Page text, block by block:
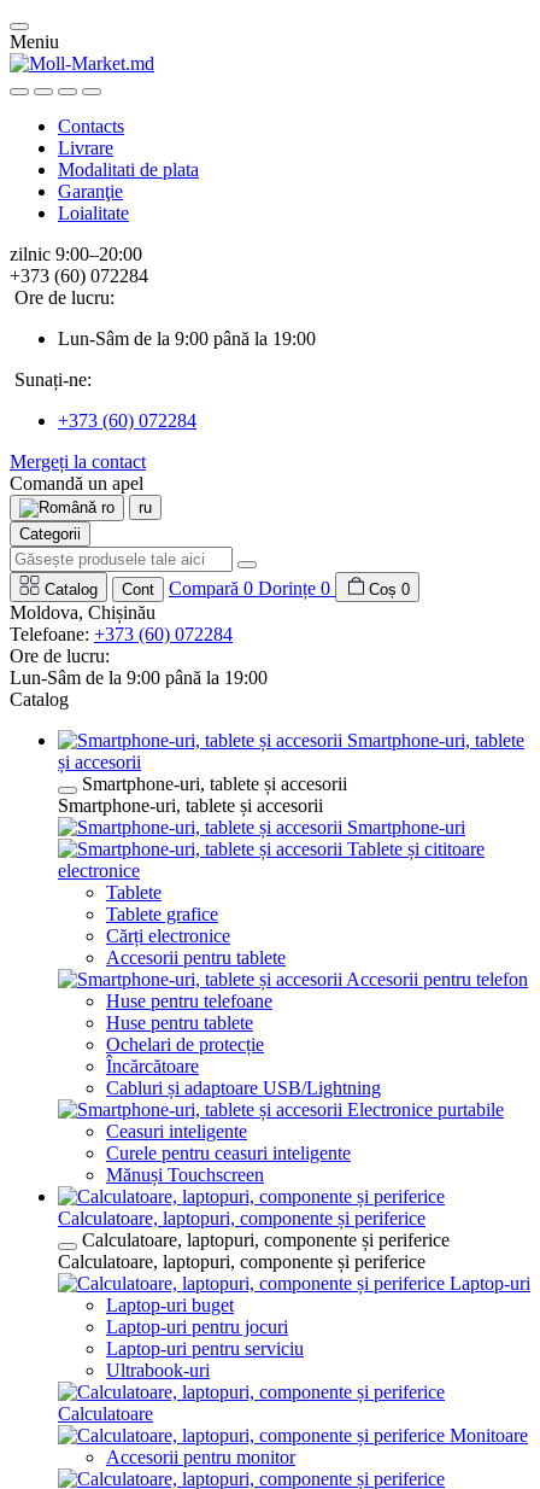
Meniu
Contacts
Livrare
Modalitati de plata
Garanţie
Loialitate
zilnic 9:00–20:00
+373 (60) 072284
Ore de lucru:
Lun-Sâm de la 9:00 până la 19:00
Sunați-ne:
+373 (60) 072284
Mergeți la contact
Comandă un apel
ro
ru
Categorii
Catalog Cont Compară 0 Dorințe 0 Coș 0
Moldova, Chișinău
Telefoane: +373 (60) 072284
Ore de lucru:
Lun-Sâm de la 9:00 până la 19:00
Catalog
Smartphone-uri, tablete
și accesorii
Smartphone-uri, tablete și accesorii
Smartphone-uri, tablete și accesorii
Smartphone-uri
Tablete și cititoare
electronice
Tablete
Tablete grafice
Cărți electronice
Accesorii pentru tablete
Accesorii pentru telefon
Huse pentru telefoane
Huse pentru tablete
Ochelari de protecție
Încărcătoare
Cabluri și adaptoare USB/Lightning
Electronice purtabile
Ceasuri inteligente
Curele pentru ceasuri inteligente
Mănuși Touchscreen
Calculatoare, laptopuri, componente și periferice
Calculatoare, laptopuri, componente și periferice
Calculatoare, laptopuri, componente și periferice
Laptop-uri
Laptop-uri buget
Laptop-uri pentru jocuri
Laptop-uri pentru serviciu
Ultrabook-uri
Calculatoare
Monitoare
Accesorii pentru monitor